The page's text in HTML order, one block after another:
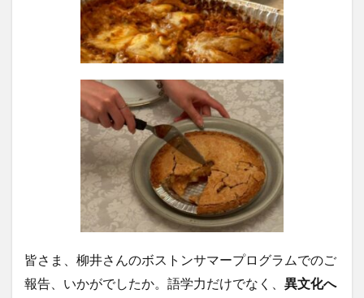
皆さま、柳井さんのボストンサマープログラムでのご
報告、いかがでしたか。 語学力だけでなく、 異文化へ